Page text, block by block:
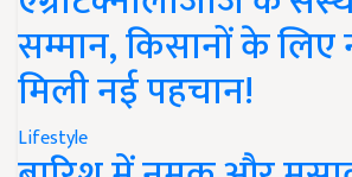
सम्मान, किसानों के लिए
मिली नई पहचान!
Lifestyle